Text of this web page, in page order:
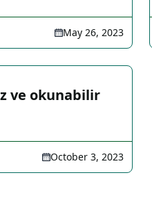
May 26, 2023
ve okunabilir
October 3, 2023